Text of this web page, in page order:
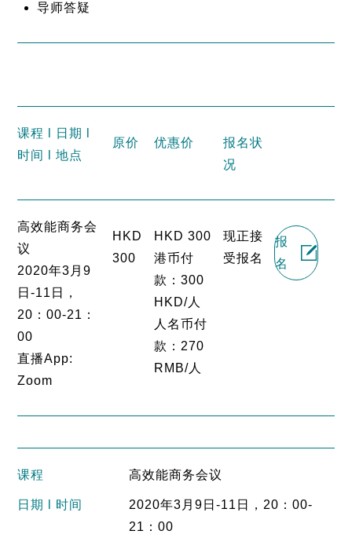
导师答疑
课程 l 日期 l
时间 l 地点
原价 优惠价
报名状
况
高效能商务会
议
2020年3月9
日-11日，
20：00-21：
00
直播App:
Zoom
HKD
300
HKD 300
港币付
款：300
HKD/人
人名币付
款：270
RMB/人
现正接
受报名
报
名
课程 高效能商务会议
日期 l 时间
2020年3月9日-11日，20：00-
21：00